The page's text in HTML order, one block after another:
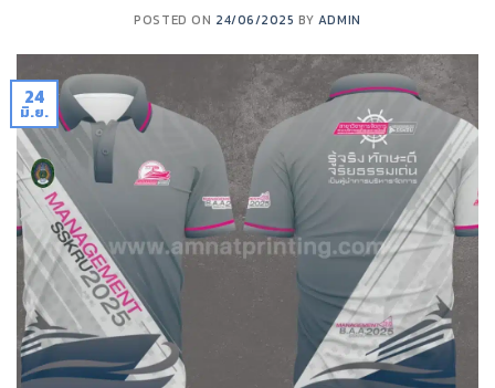
POSTED ON 24/06/2025 BY ADMIN
24
มิ.ย.